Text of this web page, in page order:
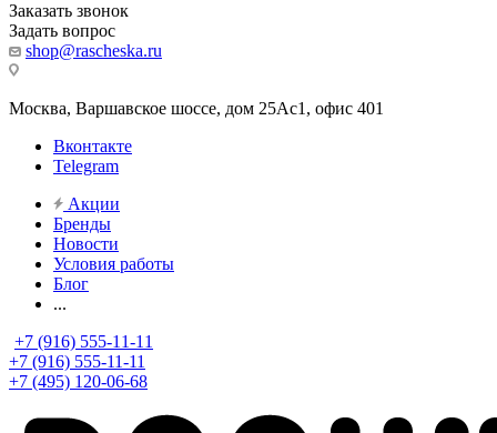
Заказать звонок
Задать вопрос
shop@rascheska.ru
Москва, Варшавское шоссе, дом 25Аc1, офис 401
Вконтакте
Telegram
Акции
Бренды
Новости
Условия работы
Блог
...
+7 (916) 555-11-11
+7 (916) 555-11-11
+7 (495) 120-06-68